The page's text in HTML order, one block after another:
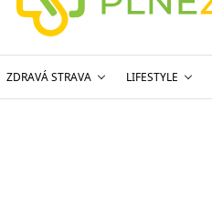
ZDRAVÁ STRAVA LIFESTYLE